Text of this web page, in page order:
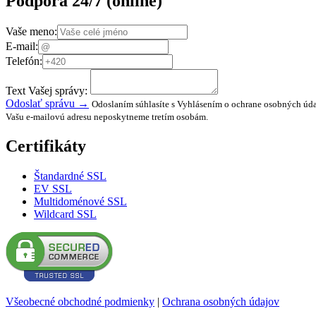
Vaše meno:
E-mail:
Telefón:
Text Vašej správy:
Odoslať správu → Odoslaním súhlasíte s Vyhlásením o ochrane osobných
Vašu e-mailovú adresu neposkytneme tretím osobám.
Certifikáty
Štandardné SSL
EV SSL
Multidoménové SSL
Wildcard SSL
Všeobecné obchodné podmienky | Ochrana osobných údajov